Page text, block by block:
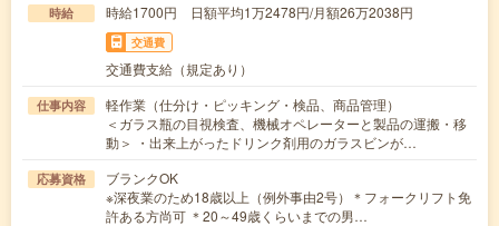
時給 時給1700円 日額平均1万2478円/月額26万2038円
交通費
交通費支給（規定あり）
仕事内容
軽作業（仕分け・ピッキング・検品、商品管理）
＜ガラス瓶の目視検査、機械オペレーターと製品の運搬・移
動＞ ・出来上がったドリンク剤用のガラスビンが…
応募資格
ブランクOK
※深夜業のため18歳以上（例外事由2号）＊フォークリフト免
許ある方尚可 ＊20～49歳くらいまでの男…